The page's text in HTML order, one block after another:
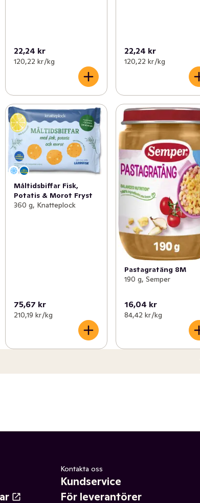
22,24 kr
120,22 kr /kg
22,24 kr
120,22 kr /kg
Måltidsbiffar Fisk,
Potatis & Morot Fryst
360 g, Knatteplock
75,67 kr
210,19 kr /kg
Pastagratäng 8M
190 g, Semper
16,04 kr
84,42 kr /kg
Kontakta oss
Kundservice
För leverantörer